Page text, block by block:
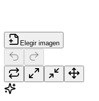
Elegir imagen